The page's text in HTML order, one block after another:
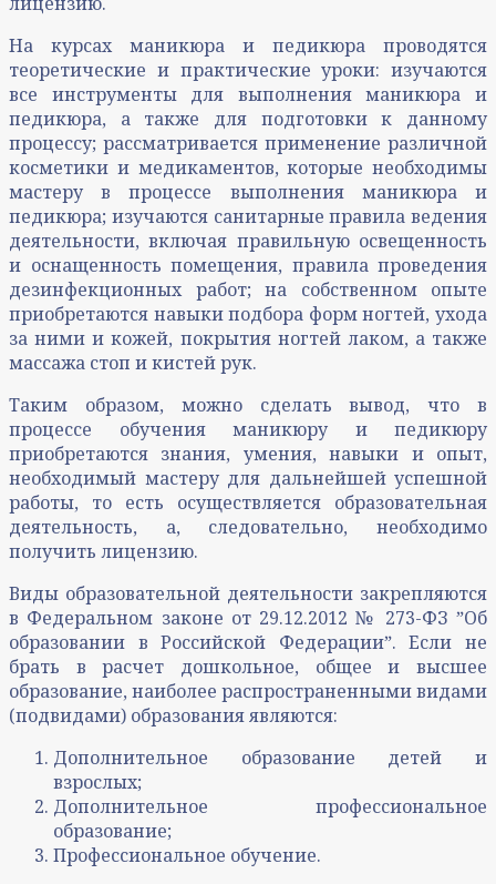
На курсах маникюра и педикюра проводятся
теоретические и практические уроки: изучаются
все инструменты для выполнения маникюра и
педикюра, а также для подготовки к данному
процессу; рассматривается применение различной
косметики и медикаментов, которые необходимы
мастеру в процессе выполнения маникюра и
педикюра; изучаются санитарные правила ведения
деятельности, включая правильную освещенность
и оснащенность помещения, правила проведения
дезинфекционных работ; на собственном опыте
приобретаются навыки подбора форм ногтей, ухода
за ними и кожей, покрытия ногтей лаком, а также
массажа стоп и кистей рук.
Таким образом, можно сделать вывод, что в
процессе обучения маникюру и педикюру
приобретаются знания, умения, навыки и опыт,
необходимый мастеру для дальнейшей успешной
работы, то есть осуществляется образовательная
деятельность, а, следовательно, необходимо
получить лицензию.
Виды образовательной деятельности закрепляются
в Федеральном законе от 29.12.2012 № 273-ФЗ ˮОб
образовании в Российской Федерацииˮ. Если не
брать в расчет дошкольное, общее и высшее
образование, наиболее распространенными видами
(подвидами) образования являются:
Дополнительное образование детей и
взрослых;
Дополнительное профессиональное
образование;
Профессиональное обучение.